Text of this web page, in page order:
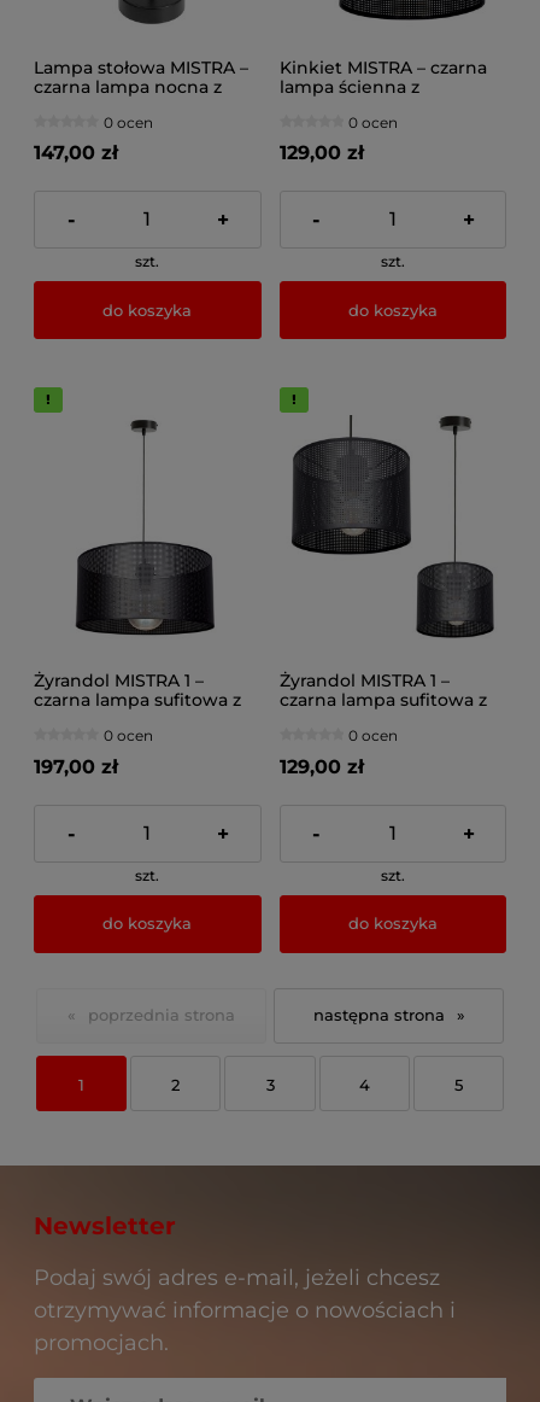
Lampa stołowa MISTRA –
czarna lampa nocna z
0 ocen
147,00 zł
- +
szt.
do koszyka
Kinkiet MISTRA – czarna
lampa ścienna z
0 ocen
129,00 zł
- +
szt.
do koszyka
Żyrandol MISTRA 1 –
czarna lampa sufitowa z
0 ocen
197,00 zł
- +
szt.
do koszyka
Żyrandol MISTRA 1 –
czarna lampa sufitowa z
0 ocen
129,00 zł
- +
szt.
do koszyka
«
1 2 3 4 5
»
Newsletter
Podaj swój adres e-mail, jeżeli chcesz
otrzymywać informacje o nowościach i
promocjach.